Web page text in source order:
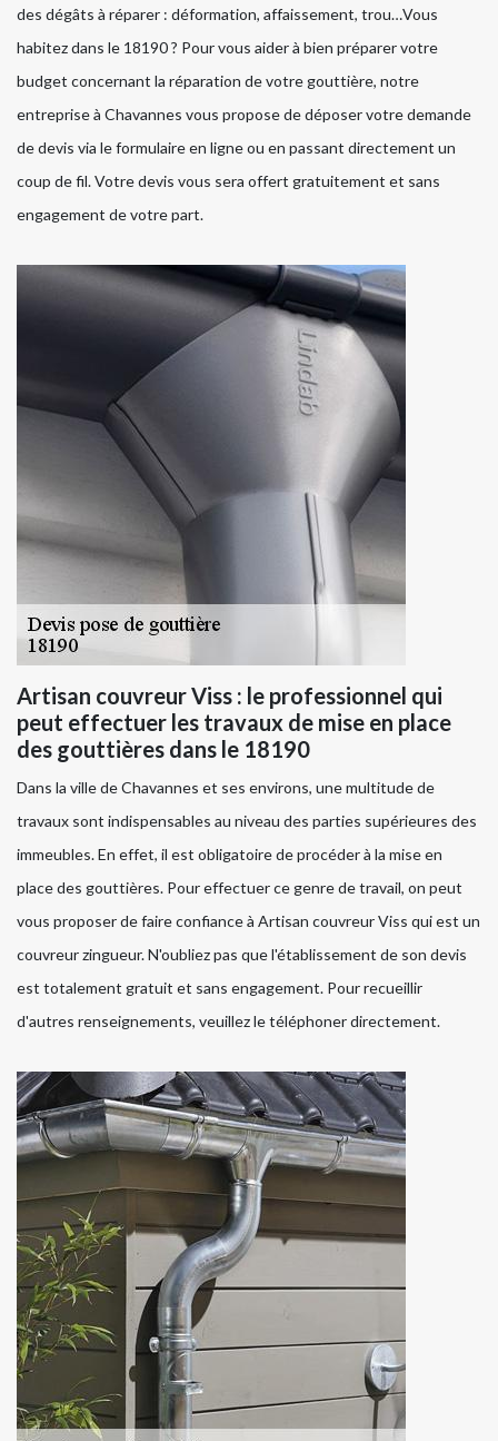
des dégâts à réparer : déformation, affaissement, trou…Vous
habitez dans le 18190 ? Pour vous aider à bien préparer votre
budget concernant la réparation de votre gouttière, notre
entreprise à Chavannes vous propose de déposer votre demande
de devis via le formulaire en ligne ou en passant directement un
coup de fil. Votre devis vous sera offert gratuitement et sans
engagement de votre part.
Artisan couvreur Viss : le professionnel qui
peut effectuer les travaux de mise en place
des gouttières dans le 18190
Dans la ville de Chavannes et ses environs, une multitude de
travaux sont indispensables au niveau des parties supérieures des
immeubles. En effet, il est obligatoire de procéder à la mise en
place des gouttières. Pour effectuer ce genre de travail, on peut
vous proposer de faire confiance à Artisan couvreur Viss qui est un
couvreur zingueur. N'oubliez pas que l'établissement de son devis
est totalement gratuit et sans engagement. Pour recueillir
d'autres renseignements, veuillez le téléphoner directement.